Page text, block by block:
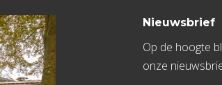
Nieuwsbrief
Op de hoogte
onze